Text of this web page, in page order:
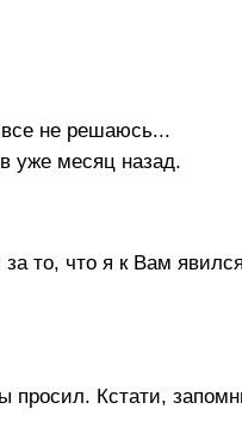
не решаюсь...
уже месяц назад.
то, что я к Вам
Кстати,